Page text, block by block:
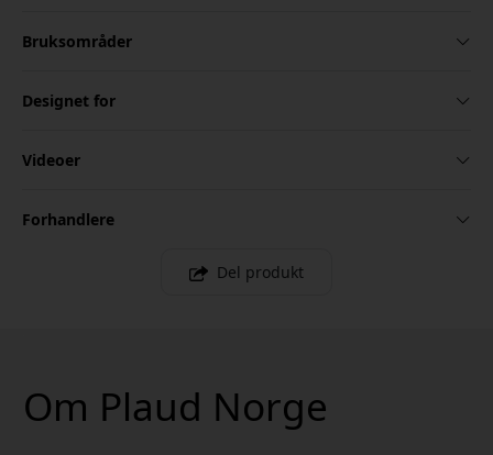
Bruksområder
Designet for
Videoer
Forhandlere
Del produkt
Om Plaud Norge